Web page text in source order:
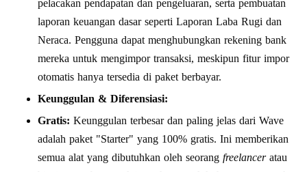
pelacakan pendapatan dan pengeluaran, serta pembuatan
laporan keuangan dasar seperti Laporan Laba Rugi dan
Neraca. Pengguna dapat menghubungkan rekening bank
mereka untuk mengimpor transaksi, meskipun fitur impor
otomatis hanya tersedia di paket berbayar.
Keunggulan & Diferensiasi:
Gratis: Keunggulan terbesar dan paling jelas dari Wave
adalah paket "Starter" yang 100% gratis. Ini memberikan
semua alat yang dibutuhkan oleh seorang freelanceratau